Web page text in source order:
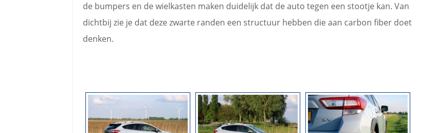
de bumpers en de wielkasten maken duidelijk dat de auto tegen een stootje kan. Van
dichtbij zie je dat deze zwarte randen een structuur hebben die aan carbon fiber doet
denken.